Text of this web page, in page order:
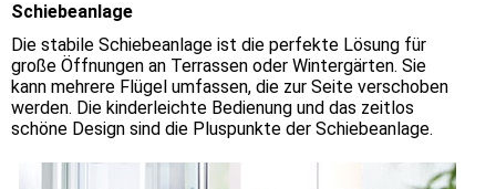
Schiebeanlage
Die stabile Schiebeanlage ist die perfekte Lösung für
große Öffnungen an Terrassen oder Wintergärten. Sie
kann mehrere Flügel umfassen, die zur Seite verschoben
werden. Die kinderleichte Bedienung und das zeitlos
schöne Design sind die Pluspunkte der Schiebeanlage.